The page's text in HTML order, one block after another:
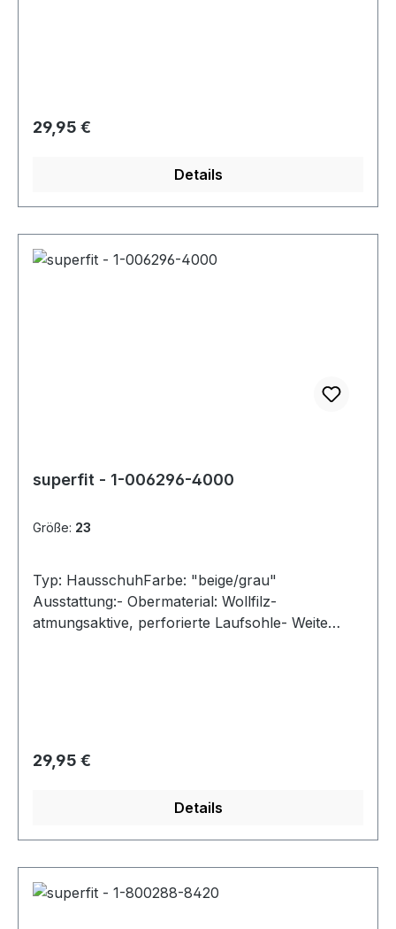
Regulärer Preis:
29,95 €
Details
superfit - 1-006296-4000
Größe: 23
Typ: HausschuhFarbe: "beige/grau"
Ausstattung:- Obermaterial: Wollfilz-
atmungsaktive, perforierte Laufsohle- Weite
Regulärer Preis:
29,95 €
Details